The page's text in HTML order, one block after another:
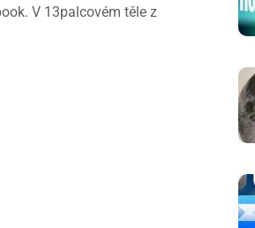
V 13palcovém těle z